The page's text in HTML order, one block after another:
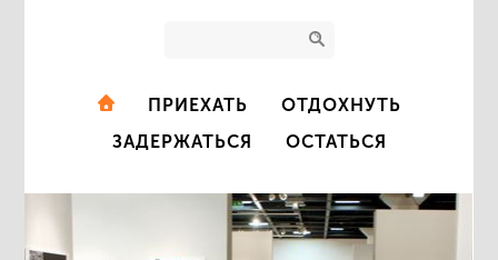
ПРИЕХАТЬ
ОТДОХНУТЬ
ЗАДЕРЖАТЬСЯ
ОСТАТЬСЯ